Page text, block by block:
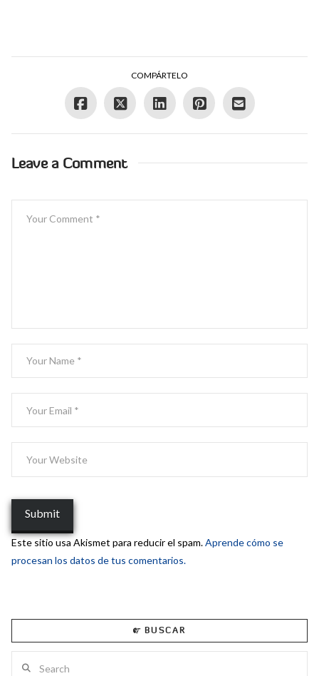
COMPÁRTELO
Leave a Comment
Este sitio usa Akismet para reducir el spam.Aprende cómo se
procesan los datos de tus comentarios.
BUSCAR